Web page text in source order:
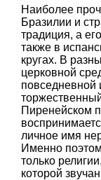
Наиболее
Бразилии и
традиция, а
также в
кругах. В
церковной
повседневной
Пиренейском
личное имя
Именно
только
которой